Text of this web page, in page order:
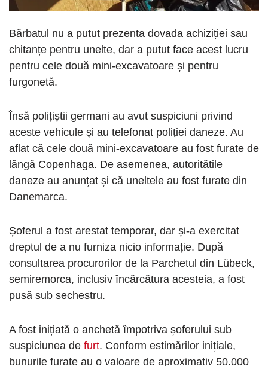
Bărbatul nu a putut prezenta dovada achiziției sau
chitanțe pentru unelte, dar a putut face acest lucru
pentru cele două mini-excavatoare și pentru
furgonetă.
Însă polițiștii germani au avut suspiciuni privind
aceste vehicule și au telefonat poliției daneze. Au
aflat că cele două mini-excavatoare au fost furate de
lângă Copenhaga. De asemenea, autoritățile
daneze au anunțat și că uneltele au fost furate din
Danemarca.
Șoferul a fost arestat temporar, dar și-a exercitat
dreptul de a nu furniza nicio informație. După
consultarea procurorilor de la Parchetul din Lübeck,
semiremorca, inclusiv încărcătura acesteia, a fost
pusă sub sechestru.
A fost inițiată o anchetă împotriva șoferului sub
suspiciunea de furt. Conform estimărilor inițiale,
bunurile furate au o valoare de aproximativ 50.000